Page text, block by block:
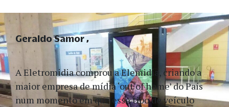
A Eletromidia comprou a Elemidia, criando a
maior empresa de mídia ‘out of home’ do País
num momento em que esse tipo de veículo
Geraldo Samor